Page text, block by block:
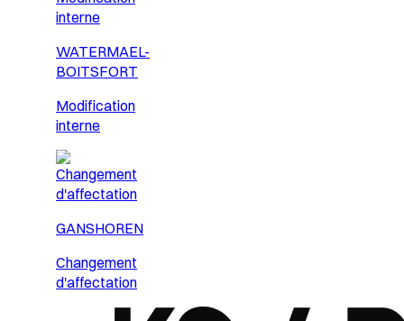
WATERMAEL-
BOITSFORT
Modification
interne
GANSHOREN
Changement
d'affectation